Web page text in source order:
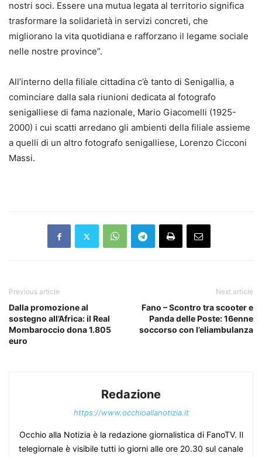
nostri soci. Essere una mutua legata al territorio significa
trasformare la solidarietà in servizi concreti, che
migliorano la vita quotidiana e rafforzano il legame sociale
nelle nostre province”.
All’interno della filiale cittadina c’è tanto di Senigallia, a
cominciare dalla sala riunioni dedicata al fotografo
senigalliese di fama nazionale, Mario Giacomelli (1925-
2000) i cui scatti arredano gli ambienti della filiale assieme
a quelli di un altro fotografo senigalliese, Lorenzo Cicconi
Massi.
Previous article
Dalla promozione al
sostegno all’Africa: il Real
Mombaroccio dona 1.805
euro
Next article
Fano – Scontro tra scooter e
Panda delle Poste: 16enne
soccorso con l’eliambulanza
Redazione
https://www.occhioallanotizia.it
Occhio alla Notizia è la redazione giornalistica di FanoTV. Il
telegiornale è visibile tutti io giorni alle ore 20.30 sul canale